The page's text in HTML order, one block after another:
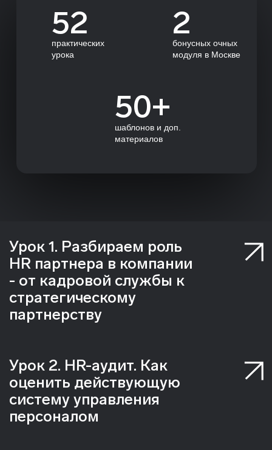
факапах в становлении
процессов HRBP
Разберем на цифрах, чем
HRBP полезны бизнесу и
почему Skyeng продолжает
масштабировать функцию
Услышим от команды об их
Бонус: поделимся уникальным
карьерным треком из HR BP в QAA
онлайн-
отделы HR бизнес-